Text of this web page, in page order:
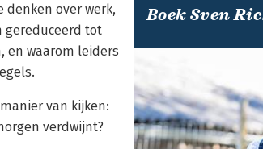
denken over werk,
gereduceerd tot
en waarom leiders
van kijken:
verdwijnt?
Boek Sven